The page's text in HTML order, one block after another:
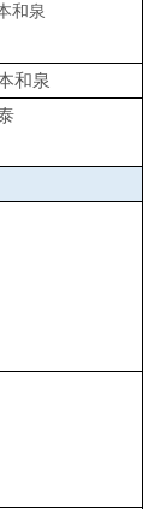
和泉
和泉